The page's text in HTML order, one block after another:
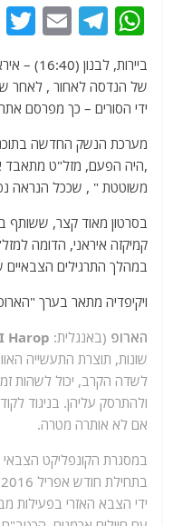
W
h
at
s
A
p
p
T
e
g
ra
m
E
ai
l
ביירות,
של הנדסה לאחור , לאחר
ידי הסורים – כך מפרסם
מערכת הנשק החדשה
,היה הפעם, מזל"ט מתאבד
משוטטת " , שככל הנראה
בסרטון מאוד קצר, ששותף
קמיקזה איראני, הדומה
במהלך התרגילים
ויקיפדיה מתאר בערך
הארופ (באנגלית:
Harop
שונות, תוצרת התעשייה
לשדה הקרב, יכול לשהות
ולהתרסק עליהן. בניגוד
אם לא אותרה מטרה.
במסגרת הקונפליקט הצבאי
ידי הצבא האזרי בפעילות